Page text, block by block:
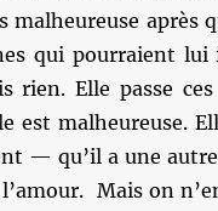
malheureuse après
qui pourraient
rien. Elle passe
est malheureuse.
— qu’il a une
Mais on